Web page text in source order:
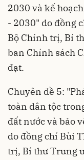
2030 và kế
- 2030" do đồng
Bộ Chính trị, Bí
ban Chính sách
đạt.
Chuyên đề 5:
toàn dân tộc
đất nước và bảo
do đồng chí Bùi
trị, Bí thư Trung